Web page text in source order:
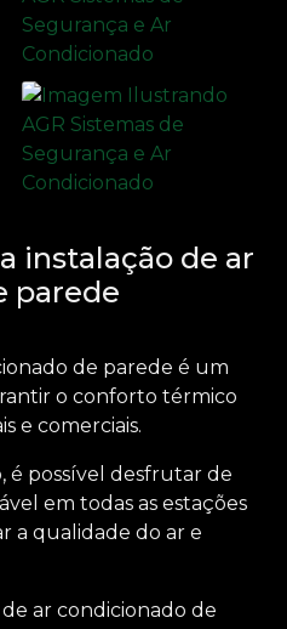
instalação de ar
parede
de parede é um
o conforto térmico
e comerciais.
é possível desfrutar de
em todas as estações
a qualidade do ar e
ar condicionado de